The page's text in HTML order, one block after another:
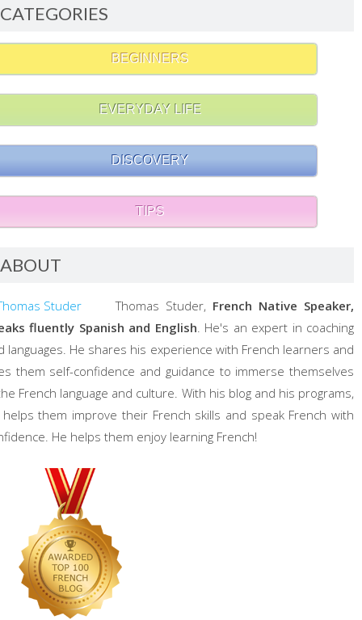
CATEGORIES
BEGINNERS
EVERYDAY LIFE
DISCOVERY
TIPS
ABOUT
Thomas Studer, French Native Speaker,
fluently Spanish and English . He's an expert in coaching
languages. He shares his experience with French learners and
them self-confidence and guidance to immerse themselves
French language and culture. With his blog and his programs,
them improve their French skills and speak French with
He helps them enjoy learning French!